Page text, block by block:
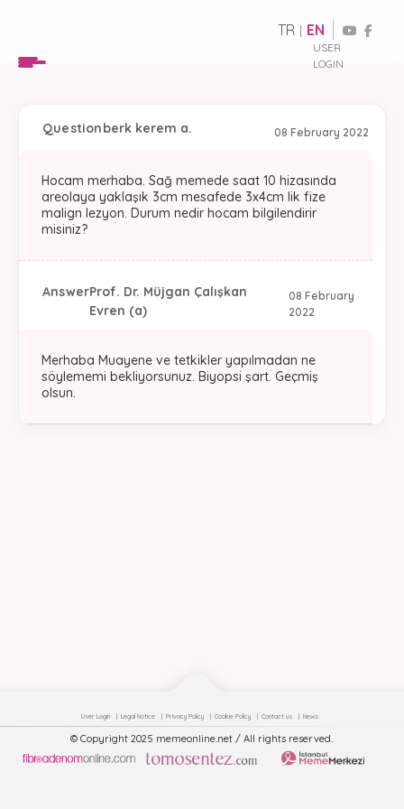
USER
LOGIN
TR | EN
08 February 2022
Questionberk kerem a.
Hocam merhaba. Sağ memede saat 10 hizasında
areolaya yaklaşık 3cm mesafede 3x4cm lik fize
malign lezyon. Durum nedir hocam bilgilendirir
misiniz?
08 February
2022
AnswerProf. Dr. Müjgan Çalışkan
Evren (a)
Merhaba Muayene ve tetkikler yapılmadan ne
söylememi bekliyorsunuz. Biyopsi şart. Geçmiş
olsun.
User Login Legal Notice Privacy Policy Cookie Policy Contact us News
© Copyright 2025 memeonline.net / All rights reserved.